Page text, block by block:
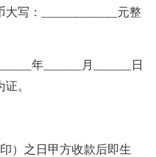
写：____________元整
年______月______日
。
）之日甲方收款后即生